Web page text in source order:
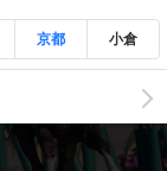
京都 小倉